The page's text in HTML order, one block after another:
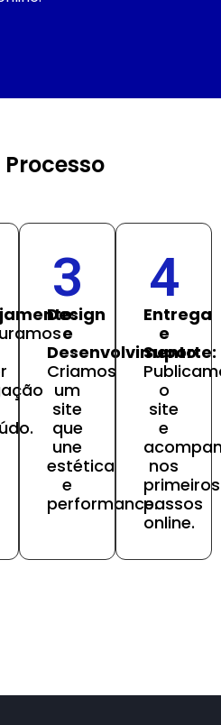
Processo
3
Design
e
Desenvolvimento:
Criamos
um
site
que
une
estética
e
performance.
4
Entrega
e
Suporte:
o
site
e
nos
primeiros
passos
online.